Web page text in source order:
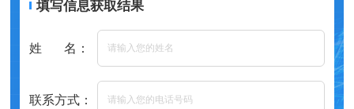
填写信息获取结果
姓 名：
联系方式：